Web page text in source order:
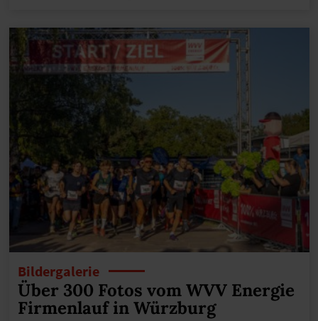
Bildergalerie
Über 300 Fotos vom WVV Energie
Firmenlauf in Würzburg